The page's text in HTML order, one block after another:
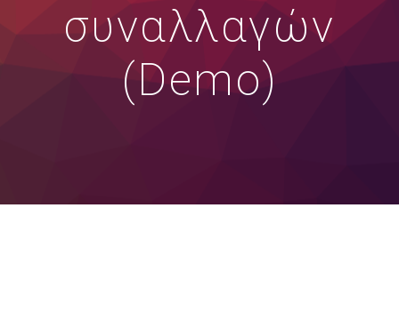
συναλλαγών
(Demo)